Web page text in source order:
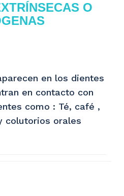
ÍNSECAS O
GENAS
en los dientes
en contacto con
como : Té, café ,
colutorios orales